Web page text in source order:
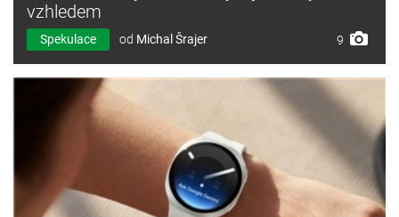
vzhledem
Spekulace od Michal Šrajer 9